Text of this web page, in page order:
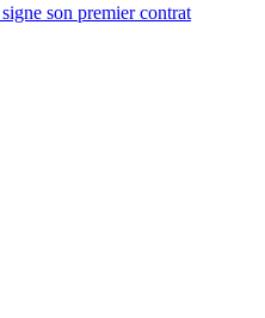
son premier contrat